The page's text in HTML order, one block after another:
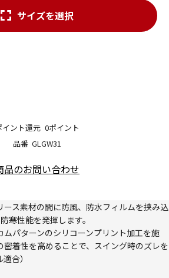
品番 GLGW31
イント還元 0ポイント
サイズを選択
品のお問い合わせ
ース素材の間に防風、防水フィルムを挟み込
寒性能を発揮します。
ムパターンのシリコーンプリント加工を施
密着性を高めることで、スイング時のズレを
合）